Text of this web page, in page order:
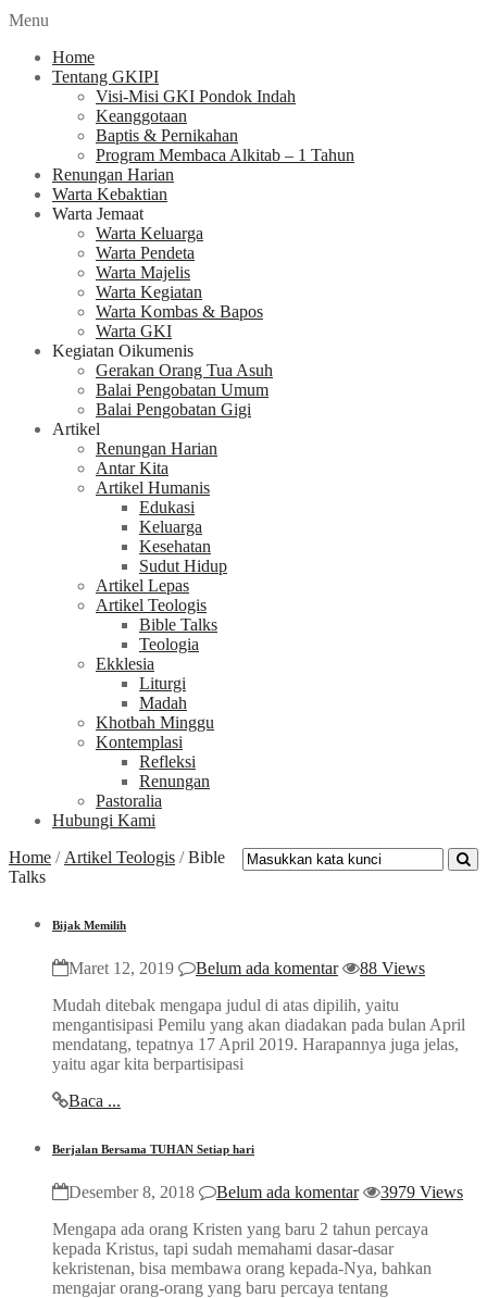
Menu
Home
Tentang GKIPI
Visi-Misi GKI Pondok Indah
Keanggotaan
Baptis & Pernikahan
Program Membaca Alkitab – 1 Tahun
Renungan Harian
Warta Kebaktian
Warta Jemaat
Warta Keluarga
Warta Pendeta
Warta Majelis
Warta Kegiatan
Warta Kombas & Bapos
Warta GKI
Kegiatan Oikumenis
Gerakan Orang Tua Asuh
Balai Pengobatan Umum
Balai Pengobatan Gigi
Artikel
Renungan Harian
Antar Kita
Artikel Humanis
Edukasi
Keluarga
Kesehatan
Sudut Hidup
Artikel Lepas
Artikel Teologis
Bible Talks
Teologia
Ekklesia
Liturgi
Madah
Khotbah Minggu
Kontemplasi
Refleksi
Renungan
Pastoralia
Hubungi Kami
Home / Artikel Teologis /Bible
Talks
Bijak Memilih
Maret 12, 2019 Belum ada komentar
88 Views
Mudah ditebak mengapa judul di atas dipilih, yaitu
mengantisipasi Pemilu yang akan diadakan pada bulan April
mendatang, tepatnya 17 April 2019. Harapannya juga jelas,
yaitu agar kita berpartisipasi
Baca ...
Berjalan Bersama TUHAN Setiap hari
Desember 8, 2018 Belum ada komentar
3979 Views
Mengapa ada orang Kristen yang baru 2 tahun percaya
kepada Kristus, tapi sudah memahami dasar-dasar
kekristenan, bisa membawa orang kepada-Nya, bahkan
mengajar orang-orang yang baru percaya tentang